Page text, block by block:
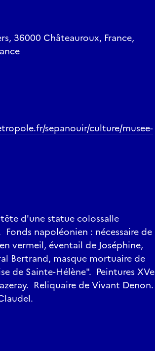
36000 Châteauroux, France,
sepanouir/culture/musee-
d'une statue colossalle
napoléonien : nécessaire de
vermeil, éventail de Joséphine,
Bertrand, masque mortuaire de
de Sainte-Hélène". Peintures XVe
Reliquaire de Vivant Denon.